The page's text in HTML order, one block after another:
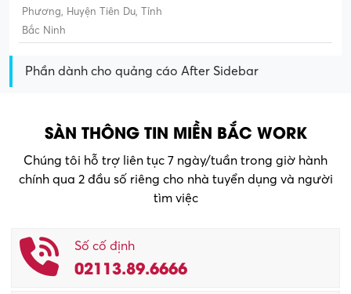
Phương, Huyện Tiên Du, Tỉnh
Bắc Ninh
Phần dành cho quảng cáo After Sidebar
SÀN THÔNG TIN MIỀN BẮC WORK
Chúng tôi hỗ trợ liên tục 7 ngày/tuần trong giờ hành
chính qua 2 đầu số riêng cho nhà tuyển dụng và người
tìm việc
Số cố định
02113.89.6666